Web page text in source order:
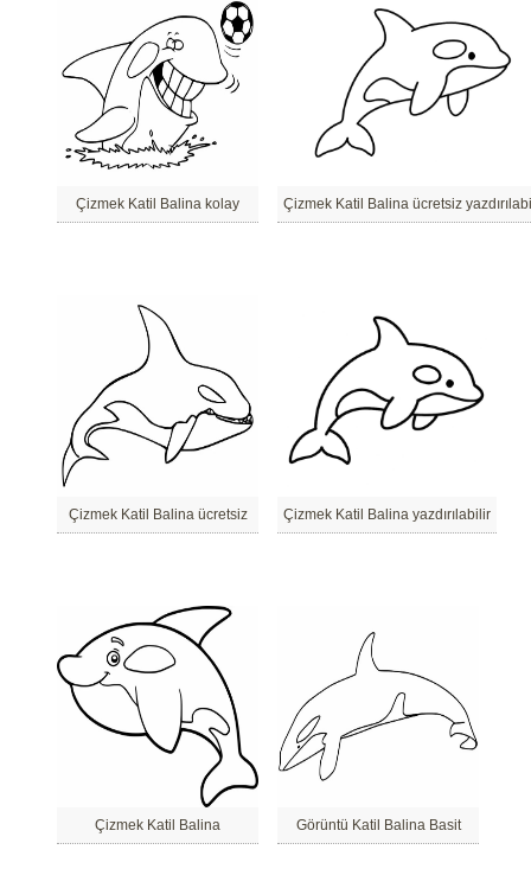
Çizmek Katil Balina kolay Çizmek Katil Balina ücretsiz
Çizmek Katil Balina ücretsiz Çizmek Katil Balina yazdırılabilir
Çizmek Katil Balina Görüntü Katil Balina Basit